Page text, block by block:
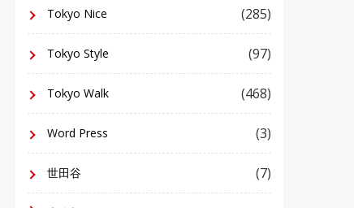
Tokyo Nice (285)
Tokyo Style (97)
Tokyo Walk (468)
Word Press (3)
世田谷 (7)